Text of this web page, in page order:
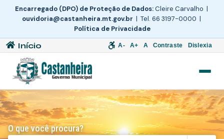
Encarregado (DPO) de Proteção de Dados:Cleire Carvalho |
ouvidoria@castanheira.mt.gov.br | Tel. 66 3197-0000 |
Política de Privacidade
Início A- A+ A Contraste Dislexia
O que você procura?